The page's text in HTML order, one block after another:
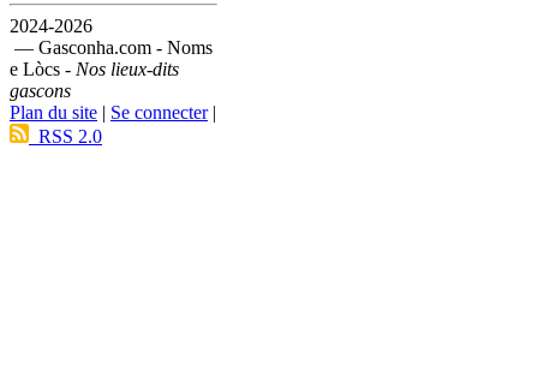
2024-2026
— Gasconha.com - Noms
e Lòcs - Nos lieux-dits
gascons
Plan du site | Se connecter|
RSS 2.0